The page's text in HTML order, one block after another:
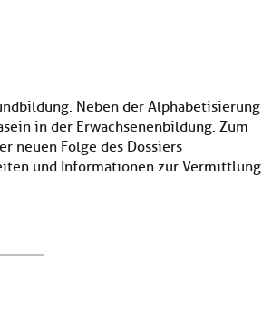
Neben der Alphabetisierung
in der Erwachsenenbildung. Zum
neuen Folge des Dossiers
und Informationen zur Vermittlung